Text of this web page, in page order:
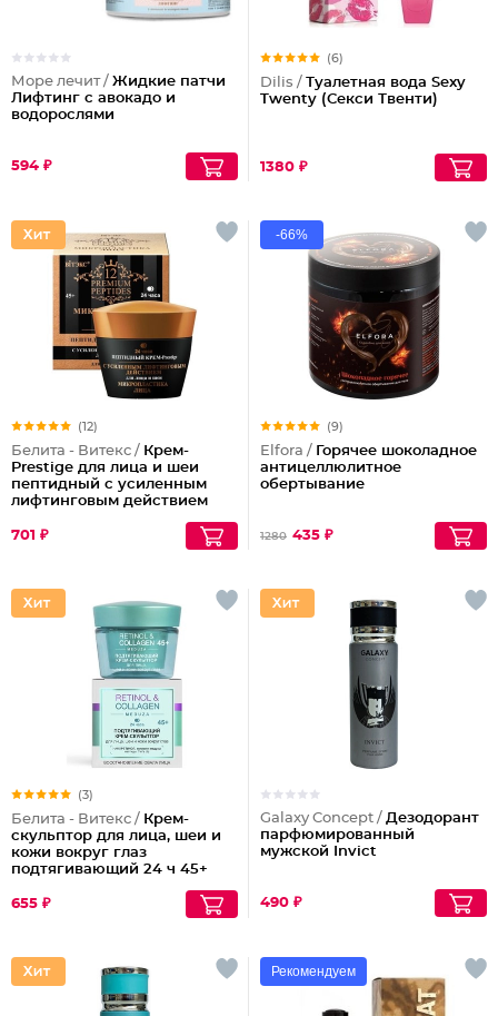
Море лечит / Жидкие патчи
Лифтинг с авокадо и
водорослями
594 ₽
(6)
Dilis / Туалетная вода Sexy
Twenty (Секси Твенти)
1380 ₽
(12)
Белита - Витекс / Крем-
Prestige для лица и шеи
пептидный с усиленным
лифтинговым действием
701 ₽
-66%
(9)
Elfora / Горячее шоколадное
антицеллюлитное
обертывание
1280 435 ₽
(3)
Белита - Витекс / Крем-
скульптор для лица, шеи и
кожи вокруг глаз
подтягивающий 24 ч 45+
655 ₽
Galaxy Concept / Дезодорант
парфюмированный
мужской Invict
490 ₽
Рекомендуем